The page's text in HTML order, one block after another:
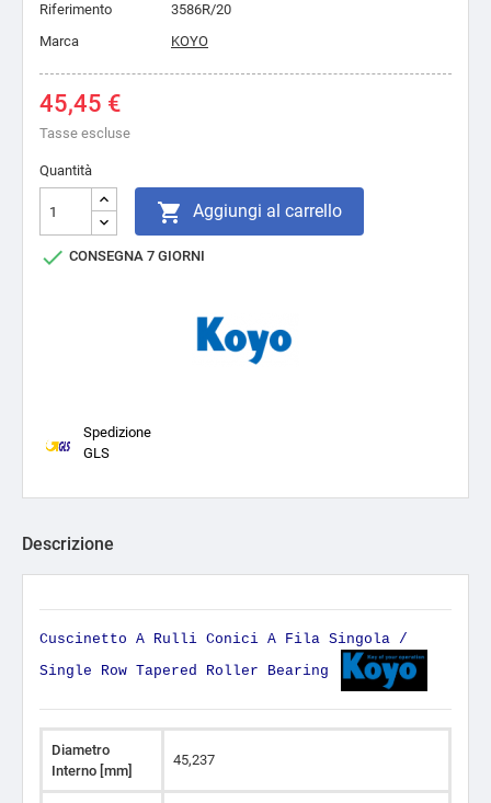
Riferimento
3586R/20
Marca
KOYO
45,45 €
Tasse escluse
Quantità
 Aggiungi al carrello
 CONSEGNA 7 GIORNI
Spedizione
GLS
Descrizione
Cuscinetto A Rulli Conici A Fila Singola /
Single Row Tapered Roller Bearing
Diametro
Interno [mm]
45,237